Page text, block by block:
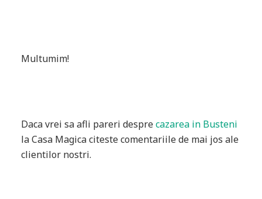
Multumim!
Daca vrei sa afli pareri desprecazarea in Busteni
la Casa Magica citeste comentariile de mai jos ale
clientilor nostri.